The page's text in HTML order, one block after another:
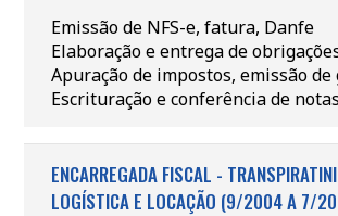
Emissão de NFS-e, fatura, Danfe
Elaboração e entrega de
Apuração de impostos, emissão de
Escrituração e conferência de
ENCARREGADA FISCAL -
LOGÍSTICA E LOCAÇÃO (9/2004 A 7/